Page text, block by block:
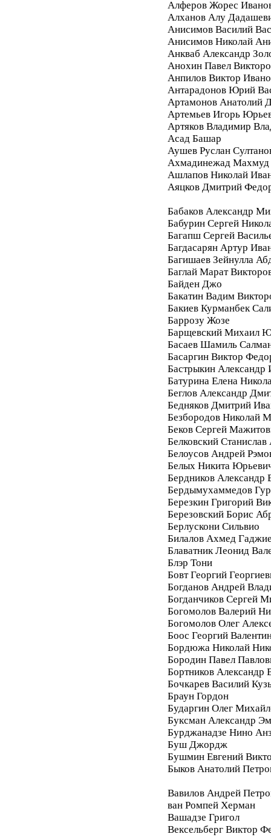
Алферов Жорес
Алханов Алу
Анисимов Василий
Анисимов Николай
Анкваб Александр
Анохин Павел
Анпилов Виктор
Антарадонов Юрий
Артамонов Анатолий
Артемьев Игорь
Артяков Владимир
Асад Башар
Аушев Руслан
Ахмадинежад Махмуд
Ашлапов Николай
Аяцков Дмитрий
Бабаков Александр
Бабурин Сергей
Багапш Сергей
Багдасарян Артур
Багишаев Зейнулла
Баглай Марат
Байден Джо
Бакатин Вадим
Бакиев Курманбек
Баррозу Жозе
Барщевский Михаил
Басаев Шамиль
Басаргин Виктор
Бастрыкин Александр
Батурина Елена
Беглов Александр
Бедняков Дмитрий
Безбородов Николай
Беков Сергей
Белковский
Белоусов Андрей
Белых Никита
Бердников Александр
Бердымухаммедов
Березкин Григорий
Березовский Борис
Берлускони Сильвио
Билалов Ахмед
Блаватник Леонид
Блэр Тони
Бовт Георгий
Богданов Андрей
Богданчиков Сергей
Богомолов Валерий
Богомолов Олег
Боос Георгий
Бордюжа Николай
Бородин Павел
Бортников Александр
Бочкарев Василий
Браун Гордон
Бударгин Олег
Буксман Александр
Бурджанадзе Нино
Буш Джордж
Бушмин Евгений
Быков Анатолий
Вавилов Андрей
ван Ромпей Херман
Вашадзе Григол
Вексельберг Виктор